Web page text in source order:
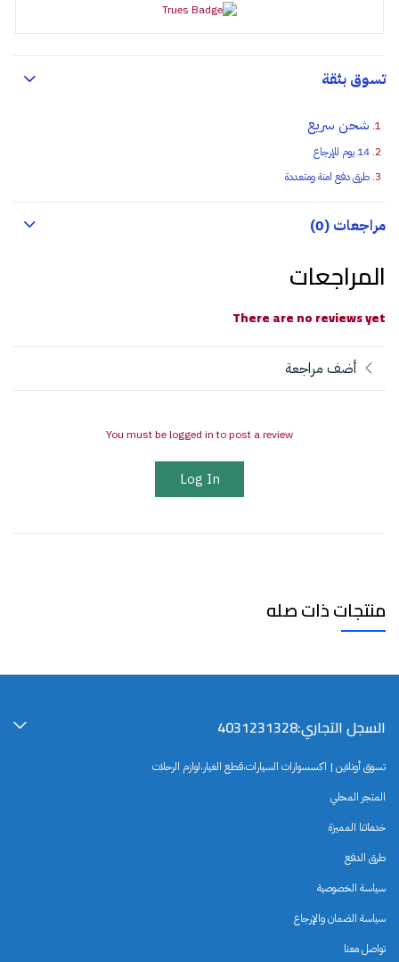
تسوق بثقة
شحن سريع
14 يوم للإرجاع
طرق دفع امنة ومتعددة
مراجعات (0)
المراجعات
There are no reviews yet
أضف مراجعة
You must be logged in to post a review
Log In
منتجات ذات صله
السجل التجاري:4031231328
تسوق أونلاين | اكسسوارات السيارات،قطع الغيار،لوازم الرحلات
المتجر المحلي
خدماتنا المميزة
طرق الدفع
سياسة الخصوصية
سياسة الضمان والإرجاع
تواصل معنا